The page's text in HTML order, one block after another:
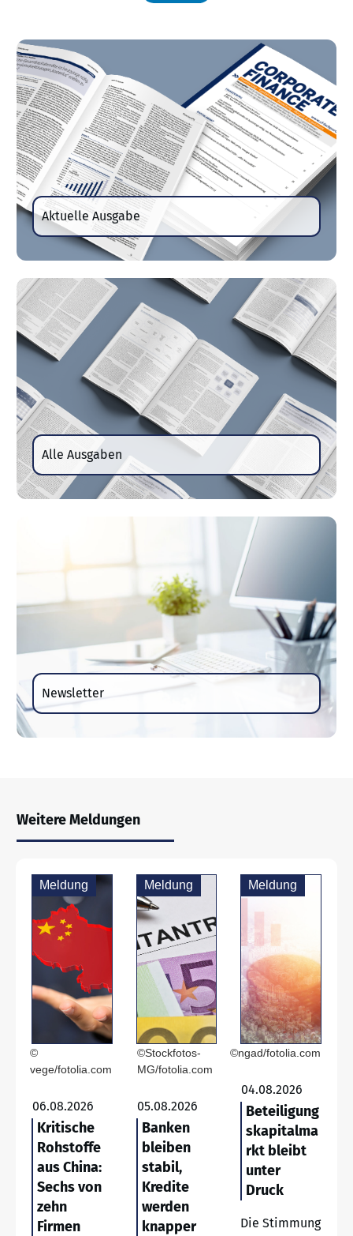
Aktuelle Ausgabe
Alle Ausgaben
Newsletter
Weitere Meldungen
Meldung
©
vege/fotolia.com
06.08.2026
Kritische
Rohstoffe
aus China:
Sechs von
zehn
Firmen
Meldung
©Stockfotos-
MG/fotolia.com
05.08.2026
Banken
bleiben
stabil,
Kredite
werden
knapper
Meldung
©ngad/fotolia.com
04.08.2026
Beteiligung
skapitalma
rkt bleibt
unter
Druck
Die Stimmung